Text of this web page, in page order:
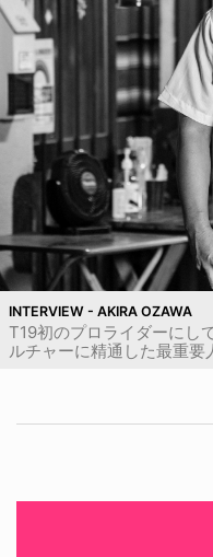
INTERVIEW - AKIRA OZAWA
T19初のプロライダーにし
ルチャーに精通した最重要